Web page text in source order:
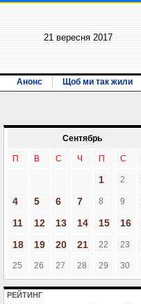
21 вересня 2017
Анонс Щоб ми так жили
Сентябрь
П В С Ч П С
1 2
4 5 6 7 8 9
11
12 13 14 15 16
18
19 20 21 22 23
25 26 27 28 29 30
РЕЙТИНГ